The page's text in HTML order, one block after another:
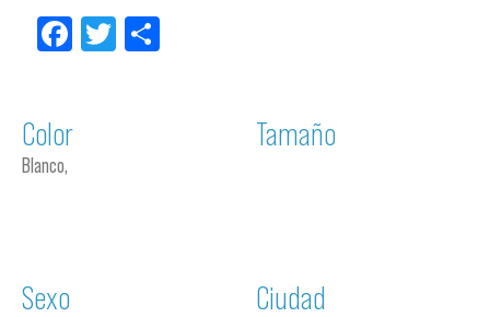
Facebook
Twitter
Color
Blanco,
Tamaño
Sexo Ciudad